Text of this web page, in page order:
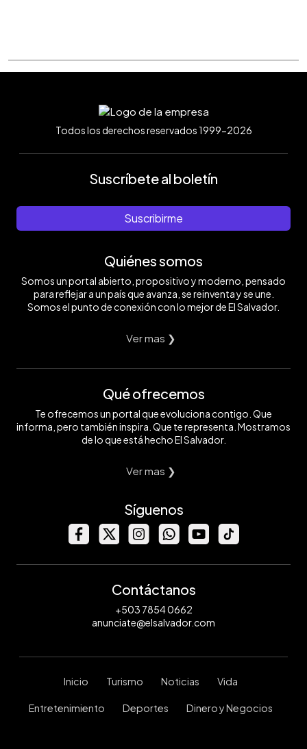
Todos los derechos reservados 1999-2026
Suscríbete al boletín
Suscribirme
Quiénes somos
Somos un portal abierto, propositivo y moderno, pensado
para reflejar a un país que avanza, se reinventa y se une.
Somos el punto de conexión con lo mejor de El Salvador.
Ver mas ❯
Qué ofrecemos
Te ofrecemos un portal que evoluciona contigo. Que
informa, pero también inspira. Que te representa. Mostramos
de lo que está hecho El Salvador.
Ver mas ❯
Síguenos
Contáctanos
+503 7854 0662
anunciate@elsalvador.com
Inicio Turismo Noticias Vida
Entretenimiento Deportes Dinero y Negocios